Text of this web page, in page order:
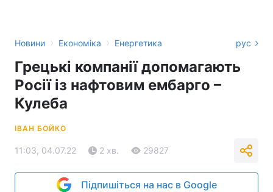
Новини › Економіка › Енергетика рус
Грецькі компанії допомагають
Росії із нафтовим ембарго –
Кулеба
ІВАН БОЙКО
11:03, 04.07.22 2 хв. 29827
Підпишіться на нас в Google